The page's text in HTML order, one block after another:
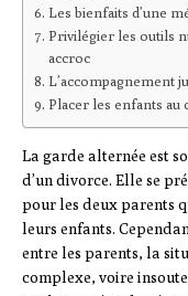
Les bienfaits d’une
Privilégier les outils
accroc
L’accompagnement
Placer les enfants au
La garde alternée est
d’un divorce. Elle se
pour les deux parents
leurs enfants.
entre les parents, la
complexe, voire